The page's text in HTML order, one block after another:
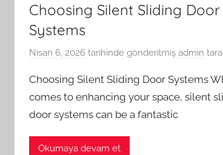
Choosing Silent Sliding Door
Systems
Nisan 6, 2026 tarihinde gönderilmiş admin
Choosing Silent Sliding Door Systems
comes to enhancing your space, silent
door systems can be a fantastic
Okumaya devam et